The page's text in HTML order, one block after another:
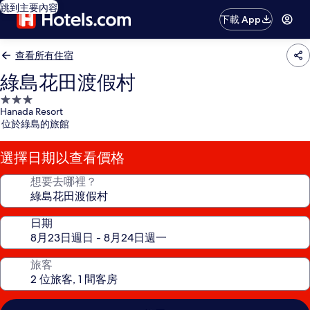
跳到主要內容
下載 App
查看所有住宿
綠島花田渡假村
3.0
星
級
住
宿
Hanada Resort
位於綠島的旅館
選擇日期以查看價格
想要去哪裡？
日期
旅客